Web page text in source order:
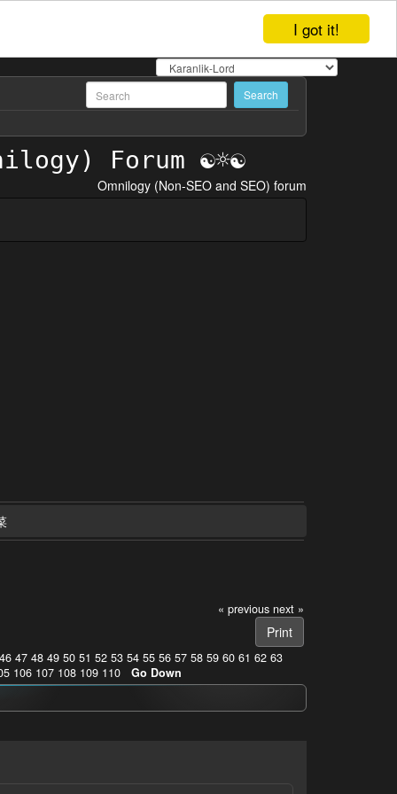
I got it!
Omnilogy (Non-SEO and SEO) forum
« previous next »
Print
46 47 48 49 50 51 52 53 54 55 56 57 58 59 60 61 62 63
106 107 108 109 110 Go Down